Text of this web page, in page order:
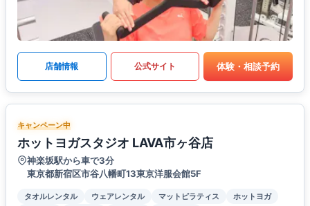
店舗情報 公式サイト 体験・相談予約
キャンペーン中
ホットヨガスタジオ LAVA市ヶ谷店
神楽坂駅から車で3分
東京都新宿区市谷八幡町13東京洋服会館5F
タオルレンタル ウェアレンタル マットピラティス
ホットヨガ